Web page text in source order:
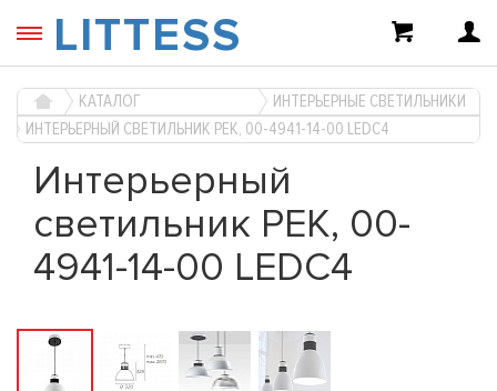
LITTESS
КАТАЛОГ
ИНТЕРЬЕРНЫЕ СВЕТИЛЬНИКИ
ИНТЕРЬЕРНЫЙ СВЕТИЛЬНИК PEK, 00-4941-14-00 LEDC4
Интерьерный
светильник PEK, 00-
4941-14-00 LEDC4